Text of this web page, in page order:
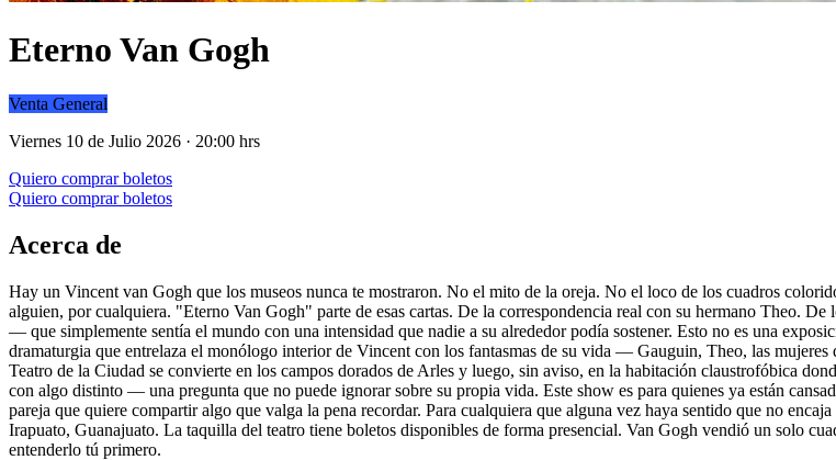
Eterno Van Gogh
Venta General
Viernes 10 de Julio 2026 · 20:00 hrs
Quiero comprar boletos
Quiero comprar boletos
Acerca de
Hay un Vincent van Gogh que los museos nunca te mostraron. No el mito de la oreja. No el loco de los cuadros
alguien, por cualquiera. "Eterno Van Gogh" parte de esas cartas. De la correspondencia real con su hermano Theo.
— que simplemente sentía el mundo con una intensidad que nadie a su alrededor podía sostener. Esto no es una
dramaturgia que entrelaza el monólogo interior de Vincent con los fantasmas de su vida — Gauguin, Theo, las
Teatro de la Ciudad se convierte en los campos dorados de Arles y luego, sin aviso, en la habitación claustrofóbica
con algo distinto — una pregunta que no puede ignorar sobre su propia vida. Este show es para quienes ya están
pareja que quiere compartir algo que valga la pena recordar. Para cualquiera que alguna vez haya sentido que no
Irapuato, Guanajuato. La taquilla del teatro tiene boletos disponibles de forma presencial. Van Gogh vendió un solo
entenderlo tú primero.